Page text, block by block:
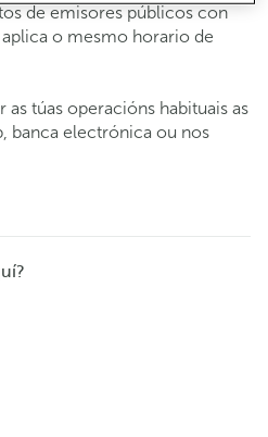
de emisores públicos con
o mesmo horario de
as túas operacións habituais as
banca electrónica ou nos